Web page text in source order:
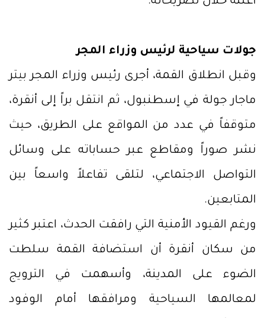
جولات سياحية لرئيس وزراء المجر
وقبل انطلاق القمة، أجرى رئيس وزراء المجر بيتر
ماجار جولة في إسطنبول، ثم انتقل براً إلى أنقرة،
متوقفاً في عدد من المواقع على الطريق، حيث
نشر صوراً ومقاطع عبر حساباته على وسائل
التواصل الاجتماعي، لتلقى تفاعلاً واسعاً بين
المتابعين.
ورغم القيود الأمنية التي رافقت الحدث، اعتبر كثير
من سكان أنقرة أن استضافة القمة سلطت
الضوء على المدينة، وأسهمت في الترويج
لمعالمها السياحية ومرافقها أمام الوفود